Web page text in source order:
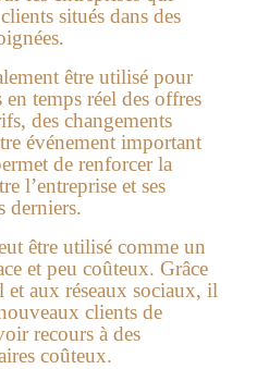
situés dans des
être utilisé pour
temps réel des offres
des changements
événement important
de renforcer la
l’entreprise et ses
derniers.
être utilisé comme un
et peu coûteux. Grâce
et aux réseaux sociaux, il
clients de
recours à des
coûteux.